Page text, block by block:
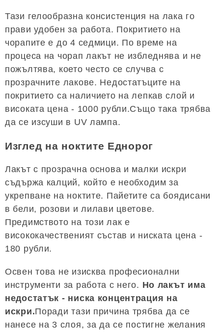
Тази гелообразна консистенция на лака го
прави удобен за работа. Покритието на
чорапите е до 4 седмици. По време на
процеса на чорап лакът не избледнява и не
пожълтява, което често се случва с
прозрачните лакове. Недостатъците на
покритието са наличието на лепкав слой и
високата цена - 1000 рубли.Също така трябва
да се изсуши в UV лампа.
Изглед на ноктите Еднорог
Лакът с прозрачна основа и малки искри
съдържа калций, който е необходим за
укрепване на ноктите. Пайетите са боядисани
в бели, розови и лилави цветове.
Предимството на този лак е
висококачественият състав и ниската цена -
180 рубли.
Освен това не изисква професионални
инструменти за работа с него. Но лакът има
недостатък - ниска концентрация на
искри.Поради тази причина трябва да се
нанесе на 3 слоя, за да се постигне желания